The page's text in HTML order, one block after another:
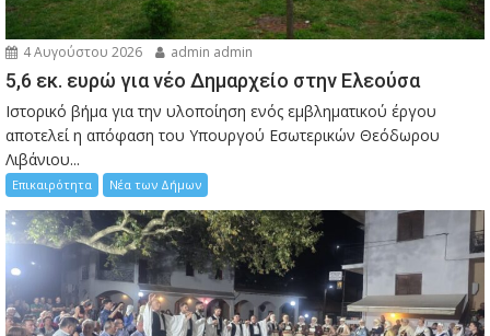
4 Αυγούστου 2026 admin admin
5,6 εκ. ευρώ για νέο Δημαρχείο στην Ελεούσα
Ιστορικό βήμα για την υλοποίηση ενός εμβληματικού έργου
αποτελεί η απόφαση του Υπουργού Εσωτερικών Θεόδωρου
Λιβάνιου...
Επικαιρότητα Νέα των Δήμων